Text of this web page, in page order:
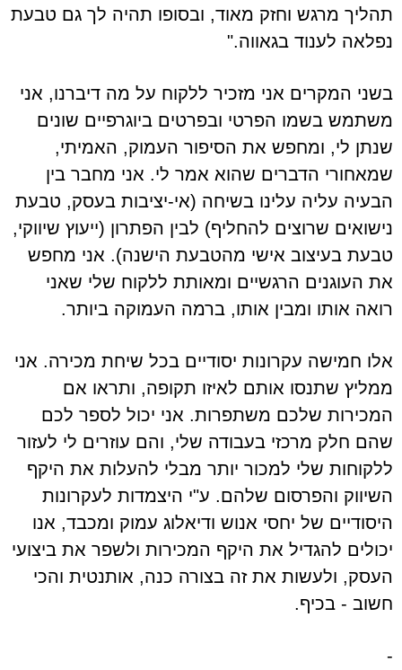
תהליך מרגש וחזק מאוד, ובסופו תהיה לך גם טבעת
נפלאה לענוד בגאווה."
בשני המקרים אני מזכיר ללקוח על מה דיברנו, אני
משתמש בשמו הפרטי ובפרטים ביוגרפיים שונים
שנתן לי, ומחפש את הסיפור העמוק, האמיתי,
שמאחורי הדברים שהוא אמר לי. אני מחבר בין
הבעיה עליה עלינו בשיחה (אי-יציבות בעסק, טבעת
נישואים שרוצים להחליף) לבין הפתרון (ייעוץ שיווקי,
טבעת בעיצוב אישי מהטבעת הישנה). אני מחפש
את העוגנים הרגשיים ומאותת ללקוח שלי שאני
רואה אותו ומבין אותו, ברמה העמוקה ביותר.
אלו חמישה עקרונות יסודיים בכל שיחת מכירה. אני
ממליץ שתנסו אותם לאיזו תקופה, ותראו אם
המכירות שלכם משתפרות. אני יכול לספר לכם
שהם חלק מרכזי בעבודה שלי, והם עוזרים לי לעזור
ללקוחות שלי למכור יותר מבלי להעלות את היקף
השיווק והפרסום שלהם. ע"י היצמדות לעקרונות
היסודיים של יחסי אנוש ודיאלוג עמוק ומכבד, אנו
יכולים להגדיל את היקף המכירות ולשפר את ביצועי
העסק, ולעשות את זה בצורה כנה, אותנטית והכי
חשוב - בכיף.
-